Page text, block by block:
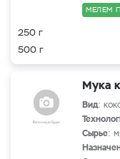
МЕЛЕМ
250 г
500 г
Мука
Вид:
Сырье: